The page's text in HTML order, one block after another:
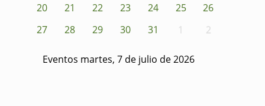
20
21 22 23 24 25
26
27
28 29 30 31 1 2
Eventos martes, 7 de julio de 2026